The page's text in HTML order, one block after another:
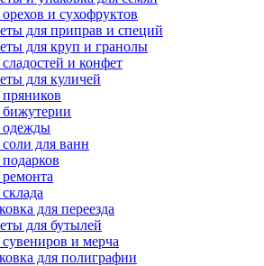
и сухофруктов
для приправ и специй
для круп и гранолы
и конфет
для куличей
одежды
для ванн
для переезда
для бутылей
и мерча
для полиграфии